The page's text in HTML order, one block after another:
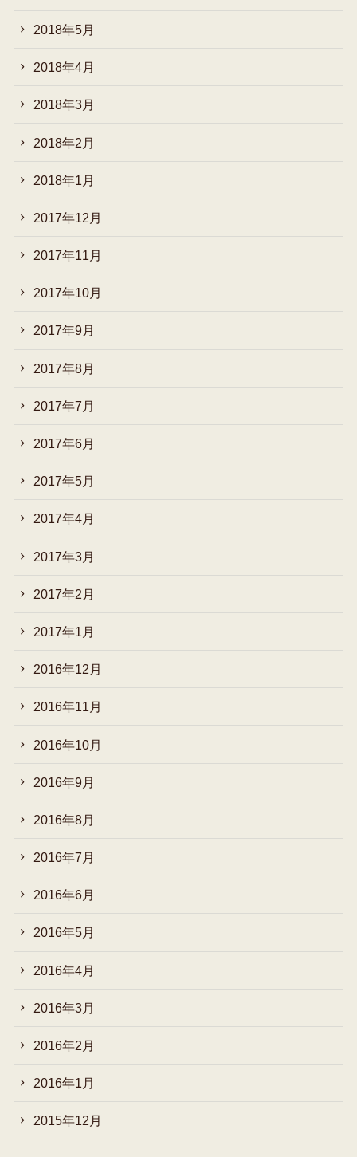
2018年5月
2018年4月
2018年3月
2018年2月
2018年1月
2017年12月
2017年11月
2017年10月
2017年9月
2017年8月
2017年7月
2017年6月
2017年5月
2017年4月
2017年3月
2017年2月
2017年1月
2016年12月
2016年11月
2016年10月
2016年9月
2016年8月
2016年7月
2016年6月
2016年5月
2016年4月
2016年3月
2016年2月
2016年1月
2015年12月